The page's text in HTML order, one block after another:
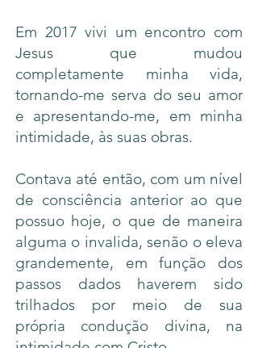
Em 2017 vivi um encontro com
Jesus que mudou
completamente minha vida,
tornando-me serva do seu amor
e apresentando-me, em minha
intimidade, às suas obras.
Contava até então, com um nível
de consciência anterior ao que
possuo hoje, o que de maneira
alguma o invalida, senão o eleva
grandemente, em função dos
passos dados haverem sido
trilhados por meio de sua
própria condução divina, na